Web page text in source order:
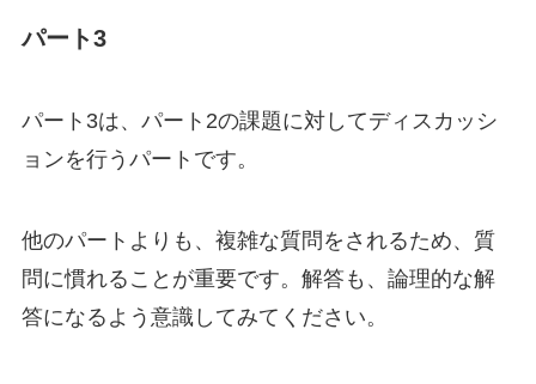
パート3
パート3は、パート2の課題に対してディスカッシ
ョンを行うパートです。
他のパートよりも、複雑な質問をされるため、質
問に慣れることが重要です。解答も、論理的な解
答になるよう意識してみてください。